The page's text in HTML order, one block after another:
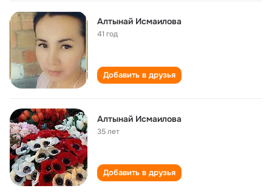
Алтынай Исмаилова
41 год
Добавить в друзья
Алтынай Исмаилова
35 лет
Добавить в друзья